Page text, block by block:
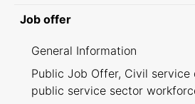
Job offer
General Information
Public Job Offer, Civil service
public service sector